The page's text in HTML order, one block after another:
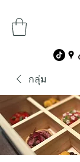
กลุ่ม